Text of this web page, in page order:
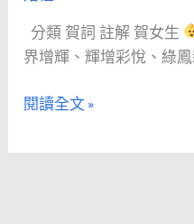
分類 賀詞 註解 賀女生
界增輝、輝增彩悅、綠
美
的
祝
福。
從
閱讀全文 »